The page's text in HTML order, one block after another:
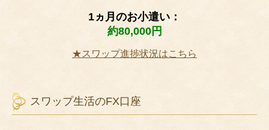
1ヵ月のお小遣い：
約80,000円
★スワップ進捗状況はこちら
スワップ生活のFX口座